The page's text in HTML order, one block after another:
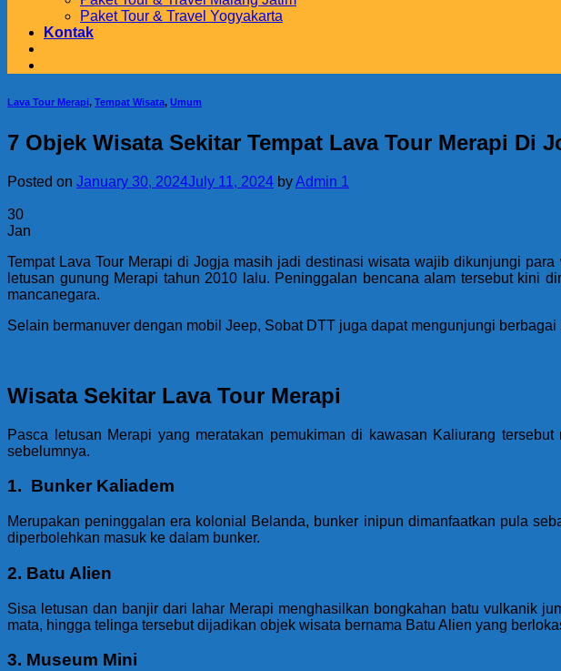
Paket Tour & Travel Yogyakarta
Kontak
Lava Tour Merapi, Tempat Wisata, Umum
7 Objek Wisata Sekitar Tempat Lava Tour Merapi Di
Posted on January 30, 2024July 11, 2024 byAdmin 1
30
Jan
Tempat Lava Tour Merapi di Jogja masih jadi destinasi wisata wajib dikunjungi
letusan gunung Merapi tahun 2010 lalu. Peninggalan bencana alam tersebut kini
mancanegara.
Selain bermanuver dengan mobil Jeep, Sobat DTT juga dapat mengunjungi
Wisata Sekitar Lava Tour Merapi
Pasca letusan Merapi yang meratakan pemukiman di kawasan Kaliurang
sebelumnya.
1. Bunker Kaliadem
Merupakan peninggalan era kolonial Belanda, bunker inipun dimanfaatkan pula
diperbolehkan masuk ke dalam bunker.
2. Batu Alien
Sisa letusan dan banjir dari lahar Merapi menghasilkan bongkahan batu vulkanik
mata, hingga telinga tersebut dijadikan objek wisata bernama Batu Alien yang
3. Museum Mini